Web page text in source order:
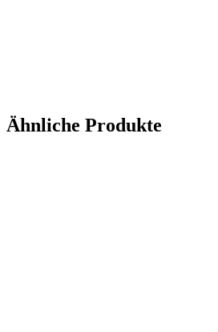
Ähnliche Produkte